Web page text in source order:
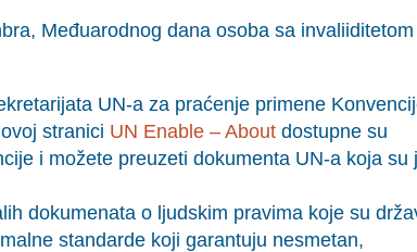
Međuarodnog dana osoba sa
UN-a za praćenje primene
stranici UN Enable – About dostupne su
i možete preuzeti dokumenta UN-a koja su
dokumenata o ljudskim pravima koje su
standarde koji garantuju nesmetan,